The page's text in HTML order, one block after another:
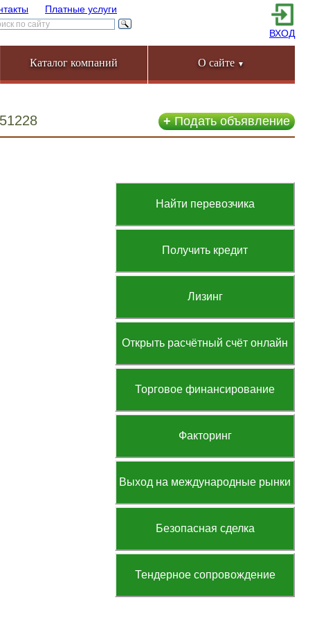
Платные услуги
ВХОД
Каталог компаний О сайте ▼
+Подать объявление
Найти перевозчика
Получить кредит
Лизинг
Открыть расчётный счёт онлайн
Торговое финансирование
Факторинг
Выход на международные рынки
Безопасная сделка
Тендерное сопровождение